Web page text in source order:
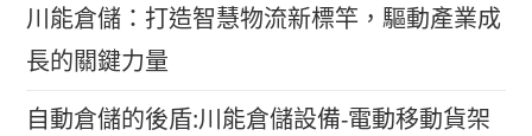
川能倉儲：打造智慧物流新標竿，驅動產業成
長的關鍵力量
自動倉儲的後盾:川能倉儲設備-電動移動貨架